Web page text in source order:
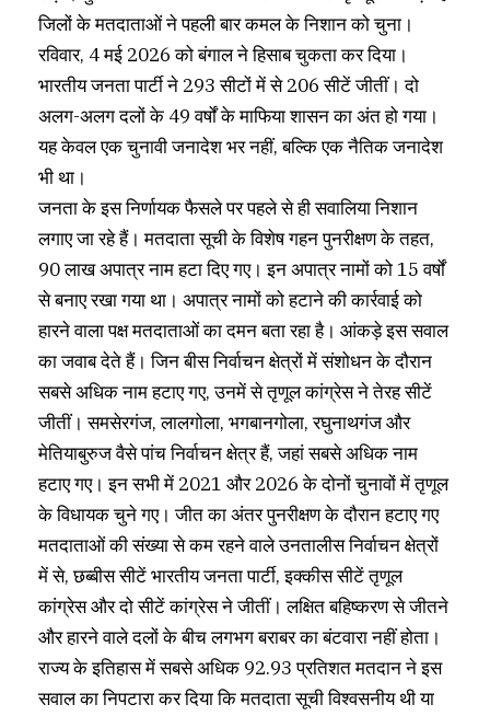
जिलों के मतदाताओं ने पहली बार कमल के निशान को चुना।
रविवार, 4 मई 2026 को बंगाल ने हिसाब चुकता कर दिया।
भारतीय जनता पार्टी ने 293 सीटों में से 206 सीटें जीतीं। दो
अलग-अलग दलों के 49 वर्षों के माफिया शासन का अंत हो गया।
यह केवल एक चुनावी जनादेश भर नहीं, बल्कि एक नैतिक जनादेश
भी था।
जनता के इस निर्णायक फैसले पर पहले से ही सवालिया निशान
लगाए जा रहे हैं। मतदाता सूची के विशेष गहन पुनरीक्षण के तहत,
90 लाख अपात्र नाम हटा दिए गए। इन अपात्र नामों को 15 वर्षों
से बनाए रखा गया था। अपात्र नामों को हटाने की कार्रवाई को
हारने वाला पक्ष मतदाताओं का दमन बता रहा है। आंकड़े इस सवाल
का जवाब देते हैं। जिन बीस निर्वाचन क्षेत्रों में संशोधन के दौरान
सबसे अधिक नाम हटाए गए, उनमें से तृणूल कांग्रेस ने तेरह सीटें
जीतीं। समसेरगंज, लालगोला, भगबानगोला, रघुनाथगंज और
मेतियाबुरुज वैसे पांच निर्वाचन क्षेत्र हैं, जहां सबसे अधिक नाम
हटाए गए। इन सभी में 2021 और 2026 के दोनों चुनावों में तृणूल
के विधायक चुने गए। जीत का अंतर पुनरीक्षण के दौरान हटाए गए
मतदाताओं की संख्या से कम रहने वाले उनतालीस निर्वाचन क्षेत्रों
में से, छब्बीस सीटें भारतीय जनता पार्टी, इक्कीस सीटें तृणूल
कांग्रेस और दो सीटें कांग्रेस ने जीतीं। लक्षित बहिष्करण से जीतने
और हारने वाले दलों के बीच लगभग बराबर का बंटवारा नहीं होता।
राज्य के इतिहास में सबसे अधिक 92.93 प्रतिशत मतदान ने इस
सवाल का निपटारा कर दिया कि मतदाता सूची विश्वसनीय थी या